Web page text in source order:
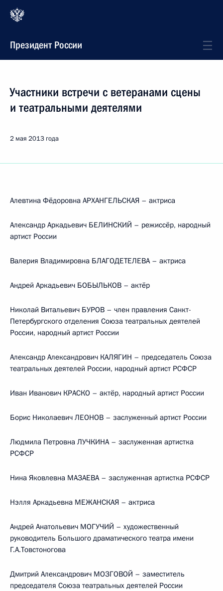
Президент России
Участники встречи с ветеранами сцены
и театральными деятелями
2 мая 2013 года
Алевтина Фёдоровна АРХАНГЕЛЬСКАЯ – актриса
Александр Аркадьевич БЕЛИНСКИЙ – режиссёр, народный
артист России
Валерия Владимировна БЛАГОДЕТЕЛЕВА – актриса
Андрей Аркадьевич БОБЫЛЬКОВ – актёр
Николай Витальевич БУРОВ – член правления Санкт-
Петербургского отделения Союза театральных деятелей
России, народный артист России
Александр Александрович КАЛЯГИН – председатель Союза
театральных деятелей России, народный артист РСФСР
Иван Иванович КРАСКО – актёр, народный артист России
Борис Николаевич ЛЕОНОВ – заслуженный артист России
Людмила Петровна ЛУЧКИНА – заслуженная артистка
РСФСР
Нина Яковлевна МАЗАЕВА – заслуженная артистка РСФСР
Нэлля Аркадьевна МЕЖАНСКАЯ – актриса
Андрей Анатольевич МОГУЧИЙ – художественный
руководитель Большого драматического театра имени
Г.А.Товстоногова
Дмитрий Александрович МОЗГОВОЙ – заместитель
председателя Союза театральных деятелей России